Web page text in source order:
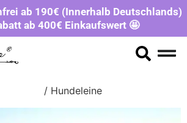
ab 190€ (Innerhalb Deutschlands)
ab 400€ Einkaufswert 🤩
/ Hundeleine